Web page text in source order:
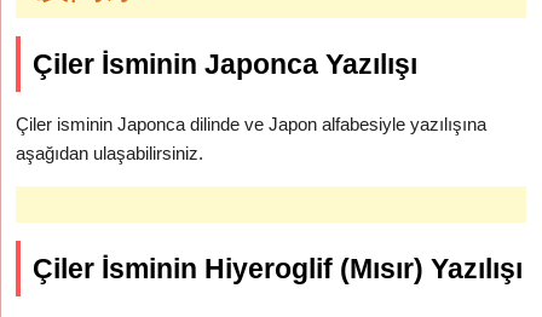
Çiler İsminin Japonca Yazılışı
Çiler isminin Japonca dilinde ve Japon alfabesiyle yazılışına
aşağıdan ulaşabilirsiniz.
Çiler İsminin Hiyeroglif (Mısır) Yazılışı